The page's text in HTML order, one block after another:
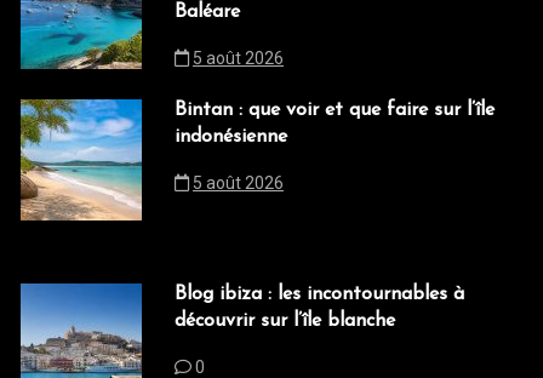
Baléare
5 août 2026
Bintan : que voir et que faire sur l’île
indonésienne
5 août 2026
Blog ibiza : les incontournables à
découvrir sur l’île blanche
0